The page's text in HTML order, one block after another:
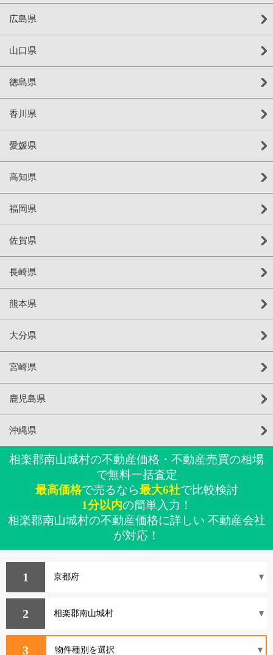
広島県
山口県
徳島県
香川県
愛媛県
高知県
福岡県
佐賀県
長崎県
熊本県
大分県
宮崎県
鹿児島県
沖縄県
相楽郡南山城村の不動産価格・不動産売買の相場
で無料一括査定
最高価格で売るなら最大6社で比較検討
1分以内の簡単入力！
相楽郡南山城村の不動産価格に詳しい 不動産会社
が対応！
1
2
3